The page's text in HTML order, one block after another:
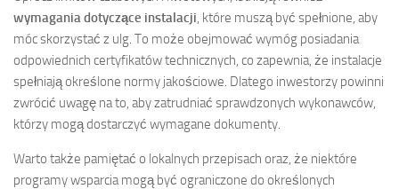
wymagania dotyczące instalacji, które muszą być spełnione, aby
móc skorzystać z ulg. To może obejmować wymóg posiadania
odpowiednich certyfikatów technicznych, co zapewnia, że instalacje
spełniają określone normy jakościowe. Dlatego inwestorzy powinni
zwrócić uwagę na to, aby zatrudniać sprawdzonych wykonawców,
którzy mogą dostarczyć wymagane dokumenty.
Warto także pamiętać o lokalnych przepisach oraz, że niektóre
programy wsparcia mogą być ograniczone do określonych